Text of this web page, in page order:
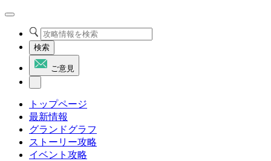
検索
ご意見
トップページ
最新情報
グランドグラフ
ストーリー攻略
イベント攻略